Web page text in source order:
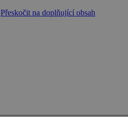
Přeskočit na doplňující obsah